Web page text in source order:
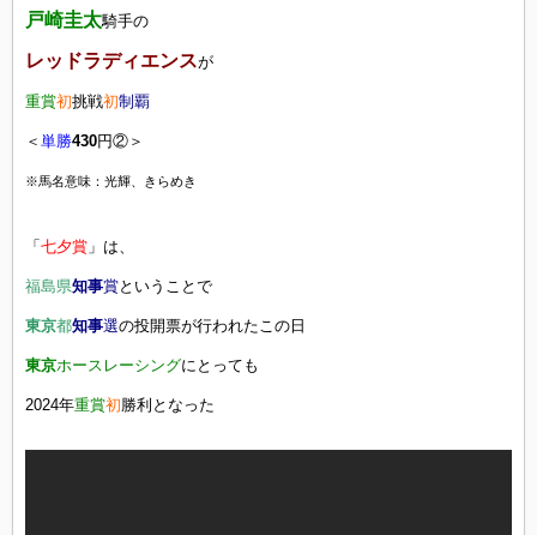
戸崎圭太騎手の
レッドラディエンスが
重賞初挑戦初制覇
＜ 単勝430円②＞
※馬名意味：光輝、きらめき
「 七夕賞 」は、
福島県知事賞ということで
東京都知事選の投開票が行われたこの日
東京ホースレーシングにとっても
2024年重賞初勝利となった